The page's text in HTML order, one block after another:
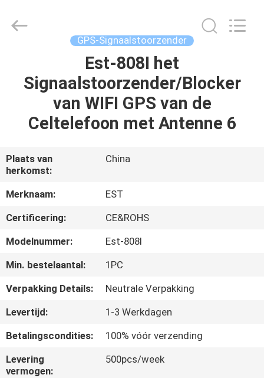
PRODUCTEN
ONGEVEER
ONS
FABRIEKSRONDLEIDING
KWALITEITSCONTROLE
CONTACTEER
ONS
NIEUWS
ELECTRONICS(HK)
CO.,LTD.
GPS-Signaalstoorzender
Est-808I het
Signaalstoorzender/Blocker
van WIFI GPS van de
Celtelefoon met Antenne 6
Plaats van
herkomst:
China
Merknaam:
EST
Certificering:
CE&ROHS
Modelnummer:
Est-808I
Min. bestelaantal:
1PC
Verpakking Details:
Neutrale Verpakking
Levertijd:
1-3 Werkdagen
Betalingscondities:
100% vóór verzending
Levering
vermogen:
500pcs/week